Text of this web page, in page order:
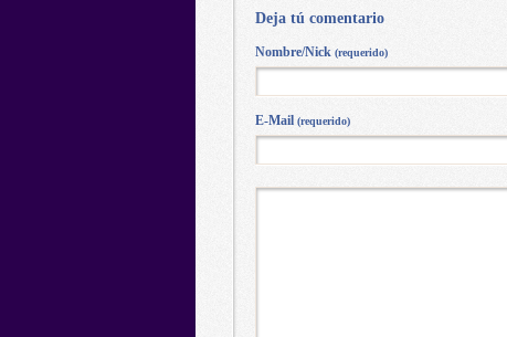
Deja tú comentario
Nombre/Nick (requerido)
E-Mail (requerido)